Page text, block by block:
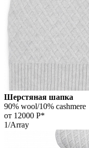
Шерстяная шапка
90% wool/10% cashmere
от 12000 Р*
1/Array